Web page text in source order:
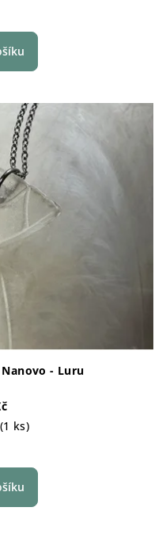
- Luru
(1 ks)